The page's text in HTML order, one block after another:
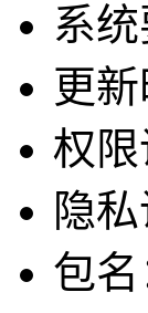
系
更新
权限
隐私
包